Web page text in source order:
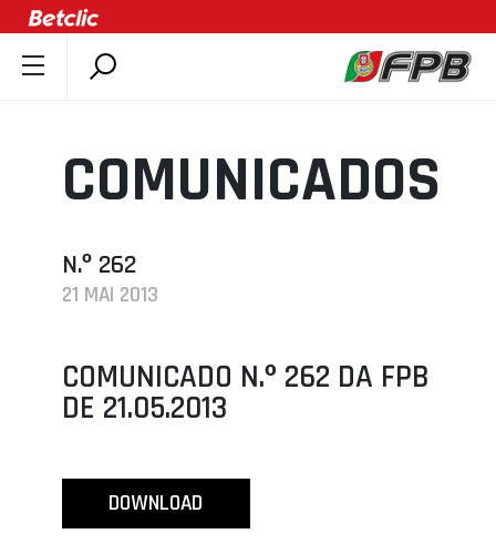
DOCUMENTOS
ÚLTIMAS
ASSOCIAÇÕES
CLUBES
AGENDA
SELEÇÕES
ÁREA TÉCNICA
PROJETOS
COMUNICADOS
N.º 262
21 MAI 2013
COMUNICADO N.º 262 DA FPB
DE 21.05.2013
DOWNLOAD